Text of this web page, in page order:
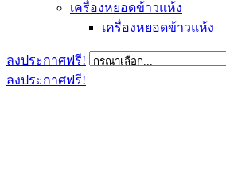
เครื่องหยอดข้าวแห้ง
เครื่องหยอดข้าวแห้ง
ลงประกาศฟรี!
ลงประกาศฟรี!